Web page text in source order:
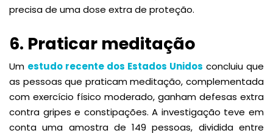
precisa de uma dose extra de proteção.
6. Praticar meditação
Um estudo recente dos Estados Unidos concluiu que
as pessoas que praticam meditação, complementada
com exercício físico moderado, ganham defesas extra
contra gripes e constipações. A investigação teve em
conta uma amostra de 149 pessoas, dividida entre